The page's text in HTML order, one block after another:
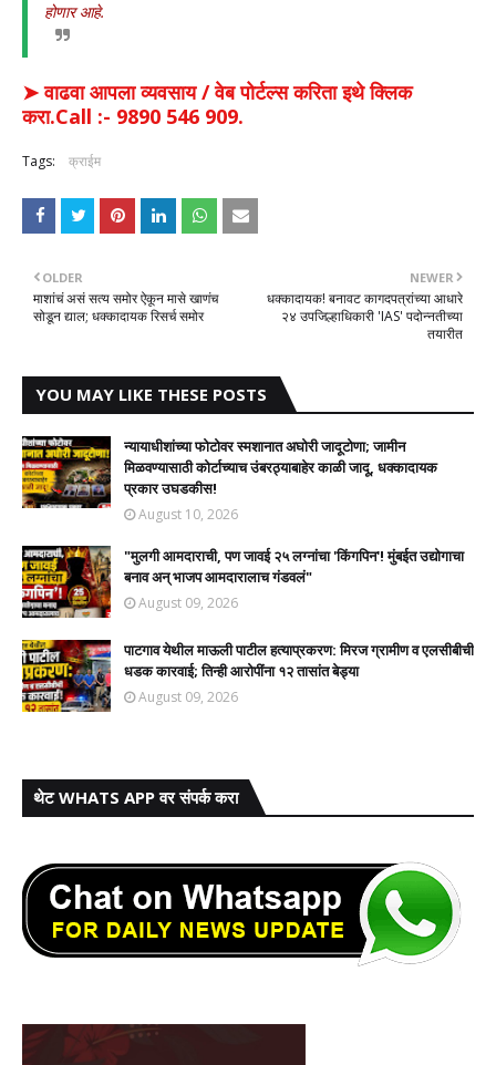
होणार आहे.
➤ वाढवा आपला व्यवसाय / वेब पोर्टल्स करिता इथे क्लिक
करा.Call :- 9890 546 909.
Tags: क्राईम
NEWER
धक्कादायक! बनावट कागदपत्रांच्या आधारे
२४ उपजिल्हाधिकारी 'IAS' पदोन्नतीच्या
तयारीत
OLDER
माशांचं असं सत्य समोर ऐकून मासे खाणंच
सोडून द्याल; धक्कादायक रिसर्च समोर
YOU MAY LIKE THESE POSTS
न्यायाधीशांच्या फोटोवर स्मशानात अघोरी जादूटोणा; जामीन
मिळवण्यासाठी कोर्टाच्याच उंबरठ्याबाहेर काळी जादू, धक्कादायक
प्रकार उघडकीस!
August 10, 2026
"मुलगी आमदाराची, पण जावई २५ लग्नांचा 'किंगपिन'! मुंबईत उद्योगाचा
बनाव अन् भाजप आमदारालाच गंडवलं"
August 09, 2026
पाटगाव येथील माऊली पाटील हत्याप्रकरण: मिरज ग्रामीण व एलसीबीची
धडक कारवाई; तिन्ही आरोपींना १२ तासांत बेड्या
August 09, 2026
थेट WHATS APP वर संपर्क करा